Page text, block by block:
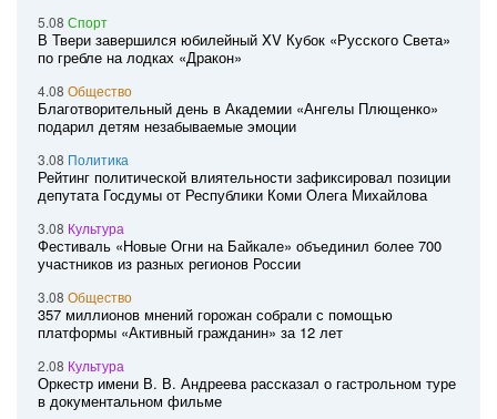
5.08 Спорт
В Твери завершился юбилейный XV Кубок «Русского Света»
по гребле на лодках «Дракон»
4.08 Общество
Благотворительный день в Академии «Ангелы Плющенко»
подарил детям незабываемые эмоции
3.08 Политика
Рейтинг политической влиятельности зафиксировал позиции
депутата Госдумы от Республики Коми Олега Михайлова
3.08 Культура
Фестиваль «Новые Огни на Байкале» объединил более 700
участников из разных регионов России
3.08 Общество
357 миллионов мнений горожан собрали с помощью
платформы «Активный гражданин» за 12 лет
2.08 Культура
Оркестр имени В. В. Андреева рассказал о гастрольном туре
в документальном фильме